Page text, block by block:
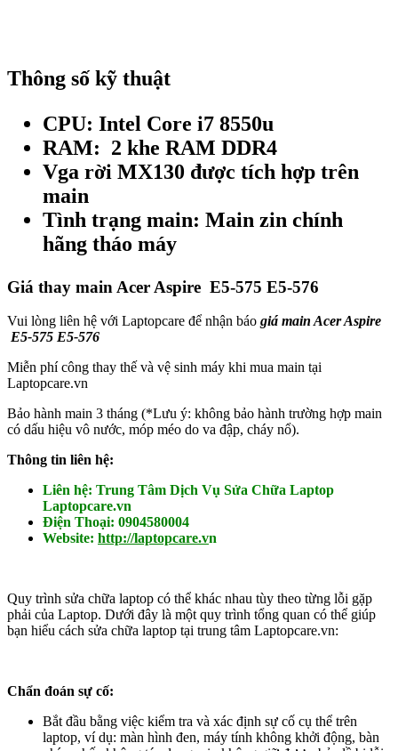
Thông số kỹ thuật
CPU: Intel Core i7 8550u
RAM: 2 khe RAM DDR4
Vga rời MX130 được tích hợp trên
main
Tình trạng main: Main zin chính
hãng tháo máy
Giá thay main Acer Aspire E5-575 E5-576
Vui lòng liên hệ với Laptopcare để nhận báo giá main Acer Aspire
E5-575 E5-576
Miễn phí công thay thế và vệ sinh máy khi mua main tại
Laptopcare.vn
Bảo hành main 3 tháng (*Lưu ý: không bảo hành trường hợp main
có dấu hiệu vô nước, móp méo do va đập, cháy nổ).
Thông tin liên hệ:
Liên hệ: Trung Tâm Dịch Vụ Sửa Chữa Laptop
Laptopcare.vn
Điện Thoại: 0904580004
Website: http://laptopcare.vn
Quy trình sửa chữa laptop có thể khác nhau tùy theo từng lỗi gặp
phải của Laptop. Dưới đây là một quy trình tổng quan có thể giúp
bạn hiểu cách sửa chữa laptop tại trung tâm Laptopcare.vn:
Chẩn đoán sự cố:
Bắt đầu bằng việc kiểm tra và xác định sự cố cụ thể trên
laptop, ví dụ: màn hình đen, máy tính không khởi động, bàn